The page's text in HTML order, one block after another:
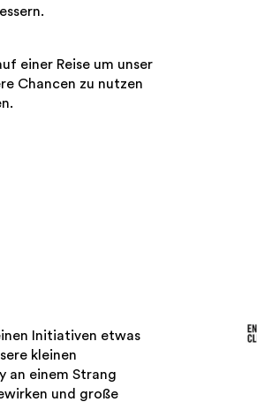
einer Reise um unser
Chancen zu nutzen
Initiativen etwas
kleinen
an einem Strang
und große